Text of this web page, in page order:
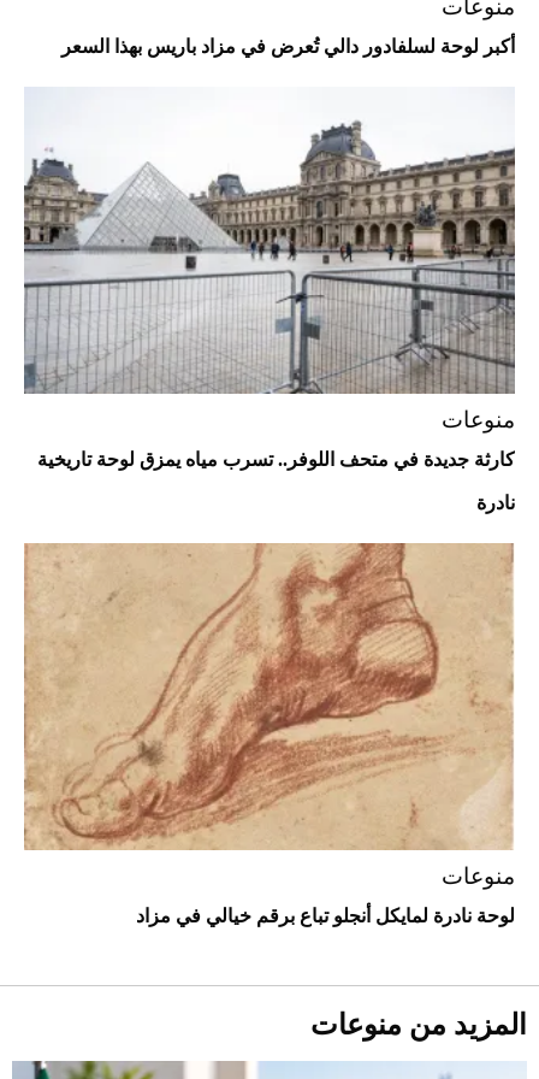
Aston Martin Valiant: على هوى الأبطال
أفضل تدريج للشعر الطويل لإطلالة جريئة وعصرية
أحذية Mary Jane: ترف وأناقة للرجال
منوعات
أكبر لوحة لسلفادور دالي تُعرض في مزاد باريس بهذا السعر
منوعات
كارثة جديدة في متحف اللوفر.. تسرب مياه يمزق لوحة تاريخية
نادرة
منوعات
لوحة نادرة لمايكل أنجلو تباع برقم خيالي في مزاد
المزيد من منوعات